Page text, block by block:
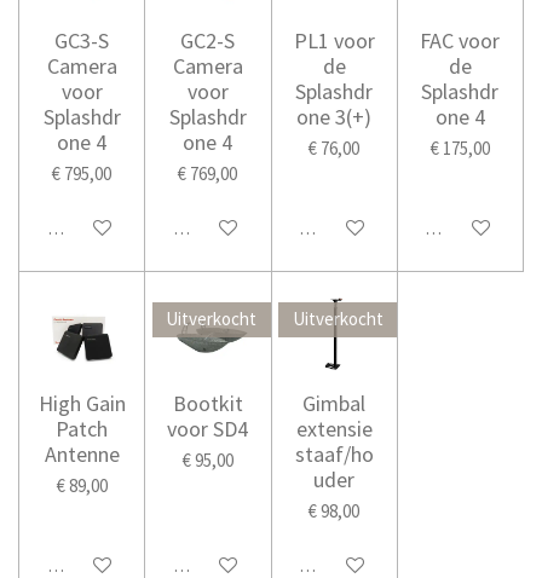
GC3-S
Camera
voor
Splashdr
one 4
€ 795,00
Houd mij op de hoogte
GC2-S
Camera
voor
Splashdr
one 4
€ 769,00
Houd mij op de hoogte
PL1 voor
de
Splashdr
one 3(+)
€ 76,00
In winkelwagen
FAC voor
de
Splashdr
one 4
€ 175,00
In winkelwagen
High Gain
Patch
Antenne
€ 89,00
In winkelwagen
Uitverkocht
Bootkit
voor SD4
€ 95,00
Houd mij op de hoogte
Uitverkocht
Gimbal
extensie
staaf/ho
uder
€ 98,00
Houd mij op de hoogte